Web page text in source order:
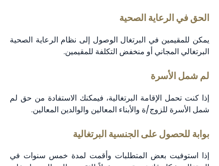
الحق في الرعاية الصحية
يمكن للمقيمين في البرتغال الوصول إلى نظام الرعاية الصحية
البرتغالي المجاني أو منخفض التكلفة للمقيمين.
لم شمل الأسرة
إذا كنت تحمل الإقامة البرتغالية، فيمكنك الاستفادة من حق لم
شمل الأسرة للزوج/ة والأبناء المعالين والوالدين المعالين.
بوابة للحصول على الجنسية البرتغالية
إذا استوفيت بعض المتطلبات وأقمت لمدة خمس سنوات في